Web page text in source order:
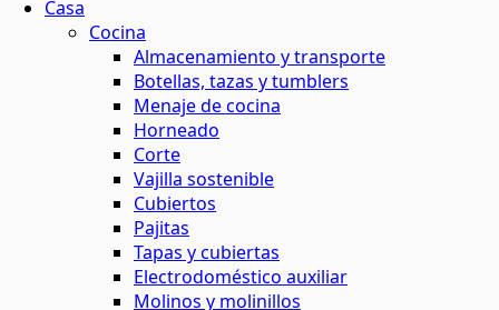
Casa
Cocina
Almacenamiento y transporte
Botellas, tazas y tumblers
Menaje de cocina
Horneado
Corte
Vajilla sostenible
Cubiertos
Pajitas
Tapas y cubiertas
Electrodoméstico auxiliar
Molinos y molinillos